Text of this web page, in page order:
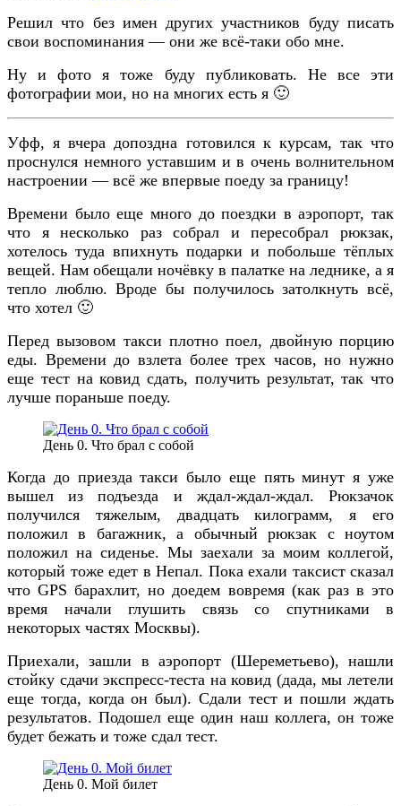
Решил что без имен других участников буду писать
свои воспоминания — они же всё-таки обо мне.
Ну и фото я тоже буду публиковать. Не все эти
фотографии мои, но на многих есть я 🙂
Уфф, я вчера допоздна готовился к курсам, так что
проснулся немного уставшим и в очень волнительном
настроении — всё же впервые поеду за границу!
Времени было еще много до поездки в аэропорт, так
что я несколько раз собрал и пересобрал рюкзак,
хотелось туда впихнуть подарки и побольше тёплых
вещей. Нам обещали ночёвку в палатке на леднике, а я
тепло люблю. Вроде бы получилось затолкнуть всё,
что хотел 🙂
Перед вызовом такси плотно поел, двойную порцию
еды. Времени до взлета более трех часов, но нужно
еще тест на ковид сдать, получить результат, так что
лучше пораньше поеду.
День 0. Что брал с собой
Когда до приезда такси было еще пять минут я уже
вышел из подъезда и ждал-ждал-ждал. Рюкзачок
получился тяжелым, двадцать килограмм, я его
положил в багажник, а обычный рюкзак с ноутом
положил на сиденье. Мы заехали за моим коллегой,
который тоже едет в Непал. Пока ехали таксист сказал
что GPS барахлит, но доедем вовремя (как раз в это
время начали глушить связь со спутниками в
некоторых частях Москвы).
Приехали, зашли в аэропорт (Шереметьево), нашли
стойку сдачи экспресс-теста на ковид (дада, мы летели
еще тогда, когда он был). Сдали тест и пошли ждать
результатов. Подошел еще один наш коллега, он тоже
будет бежать и тоже сдал тест.
День 0. Мой билет